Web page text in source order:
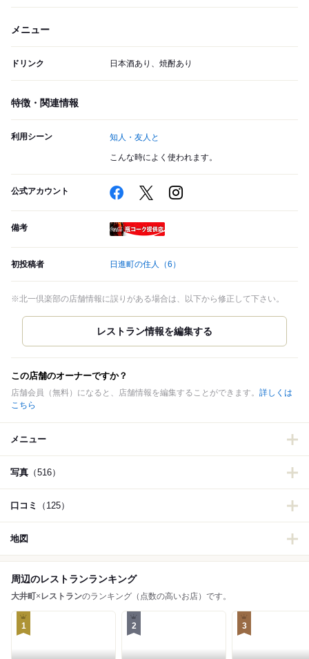
メニュー
ドリンク 日本酒あり、焼酎あり
特徴・関連情報
利用シーン 知人・友人と
こんな時によく使われます。
公式アカウント
備考
初投稿者 日進町の住人 （6）
※北一倶楽部の店舗情報に誤りがある場合は、以下から修正して下さい。
この店舗のオーナーですか？
店舗会員（無料）になると、店舗情報を編集することができます。 詳しくは
こちら
メニュー
写真 （516）
口コミ （125）
地図
周辺のレストランランキング
大井町× レストランのランキング（点数の高いお店）です。
1 2 3